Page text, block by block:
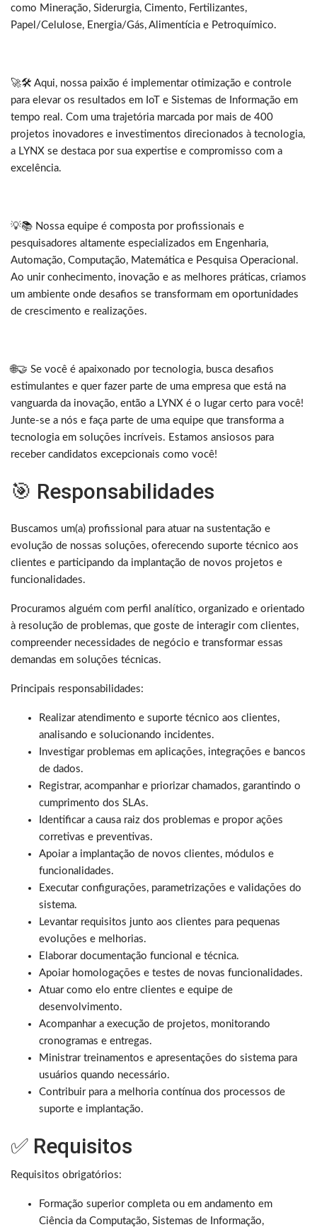
como Mineração, Siderurgia, Cimento, Fertilizantes,
Papel/Celulose, Energia/Gás, Alimentícia e Petroquímico.
🚀🛠️ Aqui, nossa paixão é implementar otimização e controle
para elevar os resultados em IoT e Sistemas de Informação em
tempo real. Com uma trajetória marcada por mais de 400
projetos inovadores e investimentos direcionados à tecnologia,
a LYNX se destaca por sua expertise e compromisso com a
excelência.
💡📚 Nossa equipe é composta por profissionais e
pesquisadores altamente especializados em Engenharia,
Automação, Computação, Matemática e Pesquisa Operacional.
Ao unir conhecimento, inovação e as melhores práticas, criamos
um ambiente onde desafios se transformam em oportunidades
de crescimento e realizações.
🌐🤝 Se você é apaixonado por tecnologia, busca desafios
estimulantes e quer fazer parte de uma empresa que está na
vanguarda da inovação, então a LYNX é o lugar certo para você!
Junte-se a nós e faça parte de uma equipe que transforma a
tecnologia em soluções incríveis. Estamos ansiosos para
receber candidatos excepcionais como você!
🎯 Responsabilidades
Buscamos um(a) profissional para atuar na sustentação e
evolução de nossas soluções, oferecendo suporte técnico aos
clientes e participando da implantação de novos projetos e
funcionalidades.
Procuramos alguém com perfil analítico, organizado e orientado
à resolução de problemas, que goste de interagir com clientes,
compreender necessidades de negócio e transformar essas
demandas em soluções técnicas.
Principais responsabilidades:
Realizar atendimento e suporte técnico aos clientes,
analisando e solucionando incidentes.
Investigar problemas em aplicações, integrações e bancos
de dados.
Registrar, acompanhar e priorizar chamados, garantindo o
cumprimento dos SLAs.
Identificar a causa raiz dos problemas e propor ações
corretivas e preventivas.
Apoiar a implantação de novos clientes, módulos e
funcionalidades.
Executar configurações, parametrizações e validações do
sistema.
Levantar requisitos junto aos clientes para pequenas
evoluções e melhorias.
Elaborar documentação funcional e técnica.
Apoiar homologações e testes de novas funcionalidades.
Atuar como elo entre clientes e equipe de
desenvolvimento.
Acompanhar a execução de projetos, monitorando
cronogramas e entregas.
Ministrar treinamentos e apresentações do sistema para
usuários quando necessário.
Contribuir para a melhoria contínua dos processos de
suporte e implantação.
✅ Requisitos
Requisitos obrigatórios:
Formação superior completa ou em andamento em
Ciência da Computação, Sistemas de Informação,